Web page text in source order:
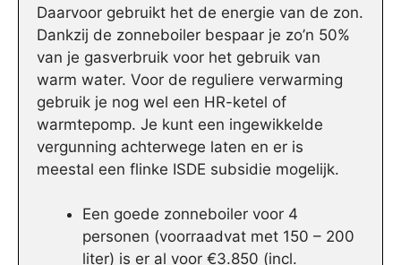
Daarvoor gebruikt het de energie van de zon.
Dankzij de zonneboiler bespaar je zo’n 50%
van je gasverbruik voor het gebruik van
warm water. Voor de reguliere verwarming
gebruik je nog wel een HR-ketel of
warmtepomp. Je kunt een ingewikkelde
vergunning achterwege laten en er is
meestal een flinke ISDE subsidie mogelijk.
Een goede zonneboiler voor 4
personen (voorraadvat met 150 – 200
liter) is er al voor €3.850 (incl.